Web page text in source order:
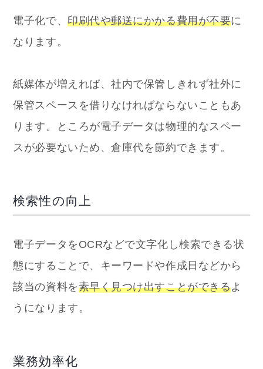
電子化で、印刷代や郵送にかかる費用が不要に
なります。
紙媒体が増えれば、社内で保管しきれず社外に
保管スペースを借りなければならないこともあ
ります。ところが電子データは物理的なスペー
スが必要ないため、倉庫代を節約できます。
検索性の向上
電子データをOCRなどで文字化し検索できる状
態にすることで、キーワードや作成日などから
該当の資料を素早く見つけ出すことができるよ
うになります。
業務効率化